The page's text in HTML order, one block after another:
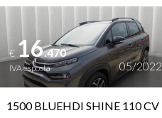
Vedi dettagli
€16.470
IVA esposta 05/2022
1500 BLUEHDI SHINE 110 CV